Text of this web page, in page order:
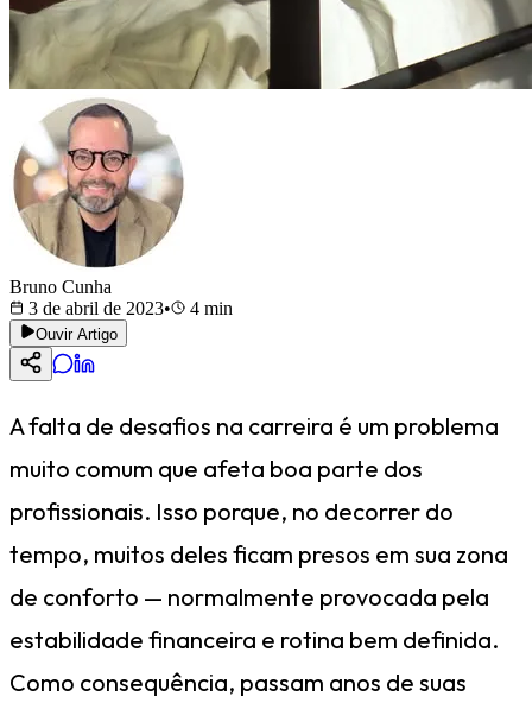
Bruno Cunha
3 de abril de 2023• 4 min
Ouvir Artigo
A falta de desafios na carreira é um problema
muito comum que afeta boa parte dos
profissionais. Isso porque, no decorrer do
tempo, muitos deles ficam presos em sua zona
de conforto — normalmente provocada pela
estabilidade financeira e rotina bem definida.
Como consequência, passam anos de suas